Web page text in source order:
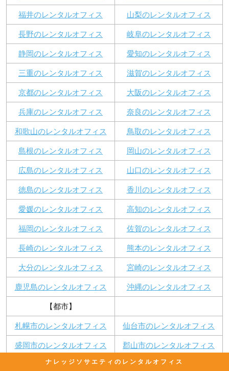
福井のレンタルオフィス 山梨のレンタルオフィス
長野のレンタルオフィス 岐阜のレンタルオフィス
静岡のレンタルオフィス 愛知のレンタルオフィス
三重のレンタルオフィス 滋賀のレンタルオフィス
京都のレンタルオフィス 大阪のレンタルオフィス
兵庫のレンタルオフィス 奈良のレンタルオフィス
和歌山のレンタルオフィス 鳥取のレンタルオフィス
島根のレンタルオフィス 岡山のレンタルオフィス
広島のレンタルオフィス 山口のレンタルオフィス
徳島のレンタルオフィス 香川のレンタルオフィス
愛媛のレンタルオフィス 高知のレンタルオフィス
福岡のレンタルオフィス 佐賀のレンタルオフィス
長崎のレンタルオフィス 熊本のレンタルオフィス
大分のレンタルオフィス 宮崎のレンタルオフィス
鹿児島のレンタルオフィス 沖縄のレンタルオフィス
【都市】
札幌市のレンタルオフィス 仙台市のレンタルオフィス
盛岡市のレンタルオフィス 郡山市のレンタルオフィス
宇都宮市のレンタルオフィス 高崎市のレンタルオフィス
ナレッジソサエティのレンタルオフィス